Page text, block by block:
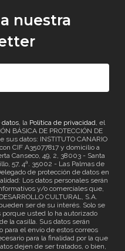
nuestra
datos, la Política de privacidad, el
BÁSICA DE PROTECCIÓN DE
sus datos: INSTITUTO CANARIO
CIF A35077817 y domicilio a
Canseco, 49, 2, 38003 - Santa
57, 4ª. 35002 - Las Palmas de
de protección de datos en
Los datos personales serán
y/o comerciales que,
CULTURAL, S.A.
ser de su interés. Solo se
porque usted lo ha autorizado
la casilla. Sus datos serán
para el envío de estos correos
para la finalidad por la que
dejen de ser tratados, o bien,